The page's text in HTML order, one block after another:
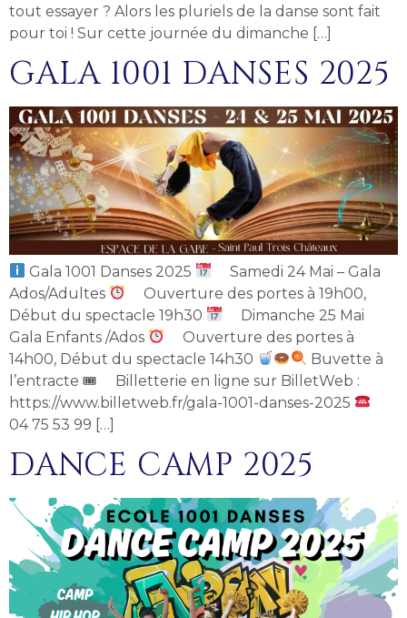
tout essayer ? Alors les pluriels de la danse sont fait
pour toi ! Sur cette journée du dimanche […]
GALA 1001 DANSES 2025
Gala 1001 Danses 2025
Samedi 24 Mai – Gala
Ados/Adultes
Ouverture des portes à 19h00,
Début du spectacle 19h30
Dimanche 25 Mai
Gala Enfants /Ados
Ouverture des portes à
14h00, Début du spectacle 14h30
Buvette à
l’entracte 🎟 Billetterie en ligne sur BilletWeb :
https://www.billetweb.fr/gala-1001-danses-2025
04 75 53 99 […]
DANCE CAMP 2025